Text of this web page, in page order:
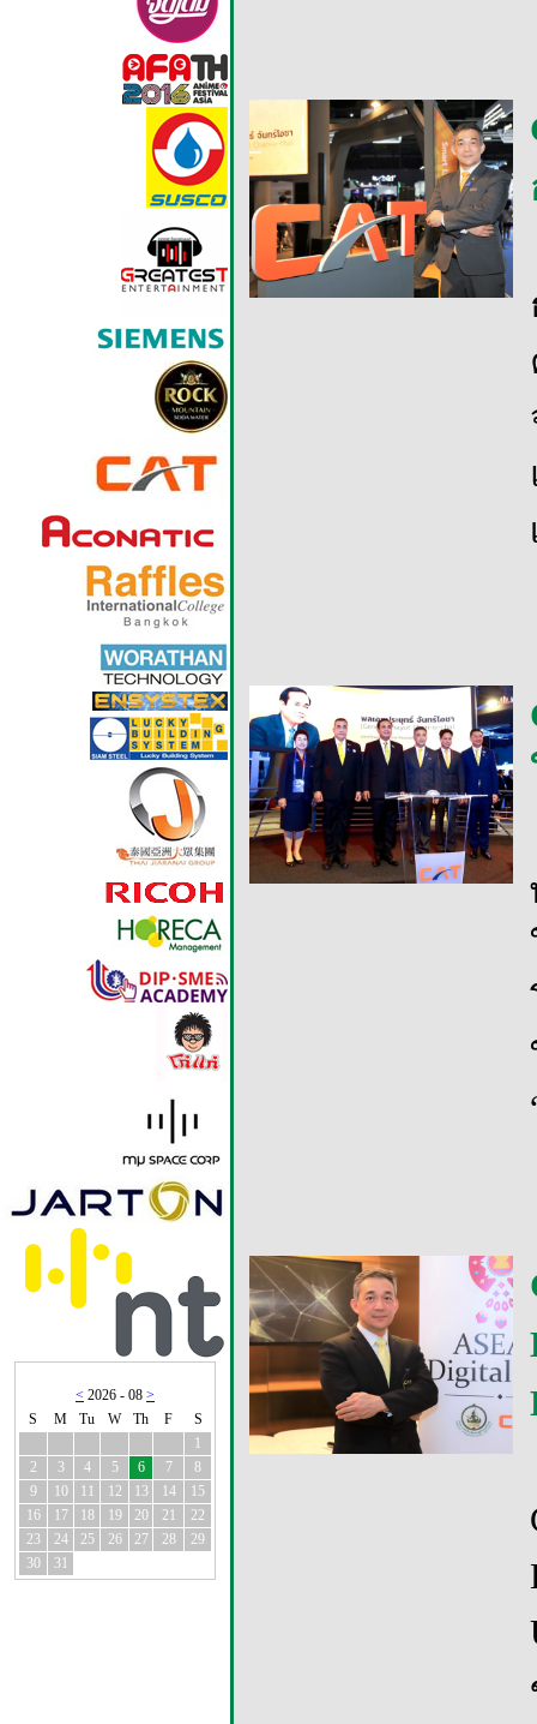
< 2026 - 08 >
S
M Tu W Th F
S
1
2
3 4 5 6 7
8
9
10 11 12 13 14
15
16
17 18 19 20 21
22
23
24 25 26 27 28
29
30
31